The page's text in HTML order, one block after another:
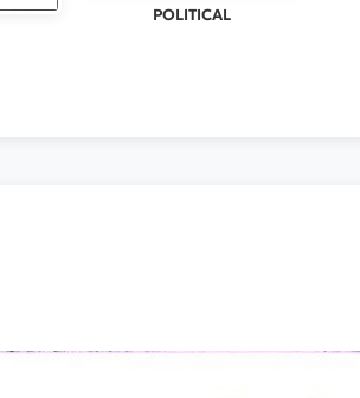
POLITICAL